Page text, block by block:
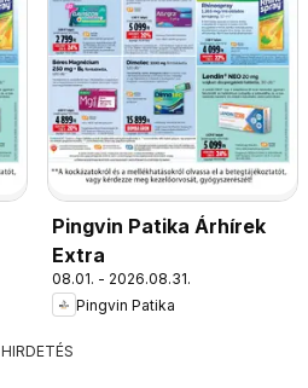
Pingvin Patika Árhírek
Extra
08.01. - 2026.08.31.
Pingvin Patika
HIRDETÉS